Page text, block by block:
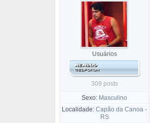
Usuários
309 posts
Sexo: Masculino
Localidade: Capão da Canoa -
RS